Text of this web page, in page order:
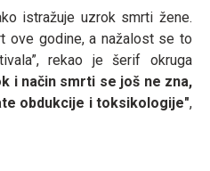
istražuje uzrok smrti žene.
ove godine, a nažalost se to
rekao je šerif okruga
i način smrti se još ne zna,
obdukcije i toksikologije",